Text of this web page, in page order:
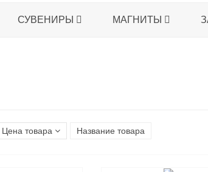
СУВЕНИРЫ МАГНИТЫ
Цена товара Название товара